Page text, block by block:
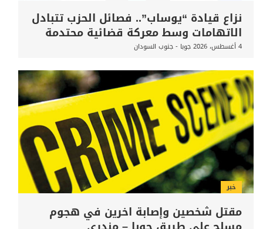
نزاع قيادة “يوساب”.. فصائل الحزب تتبادل
الاتهامات وسط معركة قضائية محتدمة
4 أغسطس، 2026 جوبا - جنوب السودان
خبر
مقتل شخصين وإصابة اخرين في هجوم